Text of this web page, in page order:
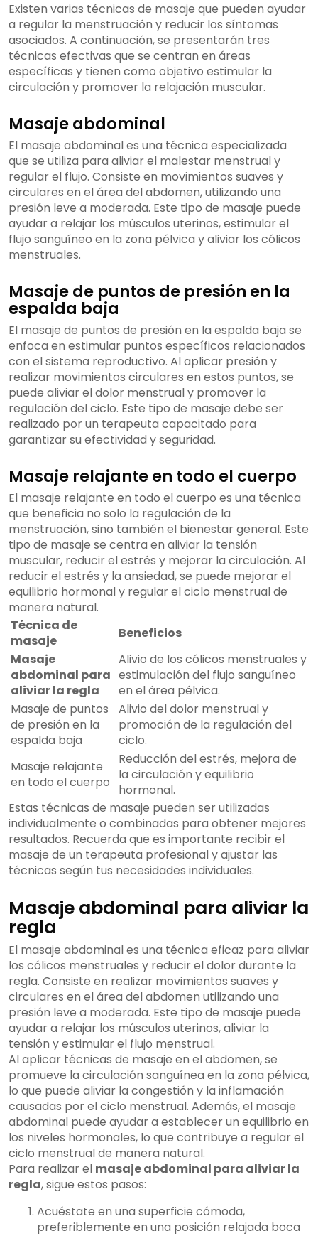
Existen varias técnicas de masaje que pueden ayudar
a regular la menstruación y reducir los síntomas
asociados. A continuación, se presentarán tres
técnicas efectivas que se centran en áreas
específicas y tienen como objetivo estimular la
circulación y promover la relajación muscular.
Masaje abdominal
El masaje abdominal es una técnica especializada
que se utiliza para aliviar el malestar menstrual y
regular el flujo. Consiste en movimientos suaves y
circulares en el área del abdomen, utilizando una
presión leve a moderada. Este tipo de masaje puede
ayudar a relajar los músculos uterinos, estimular el
flujo sanguíneo en la zona pélvica y aliviar los cólicos
menstruales.
Masaje de puntos de presión en la
espalda baja
El masaje de puntos de presión en la espalda baja se
enfoca en estimular puntos específicos relacionados
con el sistema reproductivo. Al aplicar presión y
realizar movimientos circulares en estos puntos, se
puede aliviar el dolor menstrual y promover la
regulación del ciclo. Este tipo de masaje debe ser
realizado por un terapeuta capacitado para
garantizar su efectividad y seguridad.
Masaje relajante en todo el cuerpo
El masaje relajante en todo el cuerpo es una técnica
que beneficia no solo la regulación de la
menstruación, sino también el bienestar general. Este
tipo de masaje se centra en aliviar la tensión
muscular, reducir el estrés y mejorar la circulación. Al
reducir el estrés y la ansiedad, se puede mejorar el
equilibrio hormonal y regular el ciclo menstrual de
manera natural.
Técnica de
masaje
Beneficios
Masaje
abdominal para
aliviar la regla
Alivio de los cólicos menstruales y
estimulación del flujo sanguíneo
en el área pélvica.
Masaje de puntos
de presión en la
espalda baja
Alivio del dolor menstrual y
promoción de la regulación del
ciclo.
Masaje relajante
en todo el cuerpo
Reducción del estrés, mejora de
la circulación y equilibrio
hormonal.
Estas técnicas de masaje pueden ser utilizadas
individualmente o combinadas para obtener mejores
resultados. Recuerda que es importante recibir el
masaje de un terapeuta profesional y ajustar las
técnicas según tus necesidades individuales.
Masaje abdominal para aliviar la
regla
El masaje abdominal es una técnica eficaz para aliviar
los cólicos menstruales y reducir el dolor durante la
regla. Consiste en realizar movimientos suaves y
circulares en el área del abdomen utilizando una
presión leve a moderada. Este tipo de masaje puede
ayudar a relajar los músculos uterinos, aliviar la
tensión y estimular el flujo menstrual.
Al aplicar técnicas de masaje en el abdomen, se
promueve la circulación sanguínea en la zona pélvica,
lo que puede aliviar la congestión y la inflamación
causadas por el ciclo menstrual. Además, el masaje
abdominal puede ayudar a establecer un equilibrio en
los niveles hormonales, lo que contribuye a regular el
ciclo menstrual de manera natural.
Para realizar el masaje abdominal para aliviar la
regla, sigue estos pasos:
Acuéstate en una superficie cómoda,
preferiblemente en una posición relajada boca